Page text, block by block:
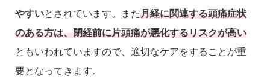
やすいとされています。また月経に関連する頭痛症状
のある方は、閉経前に片頭痛が悪化するリスクが高い
ともいわれていますので、適切なケアをすることが重
要となってきます。